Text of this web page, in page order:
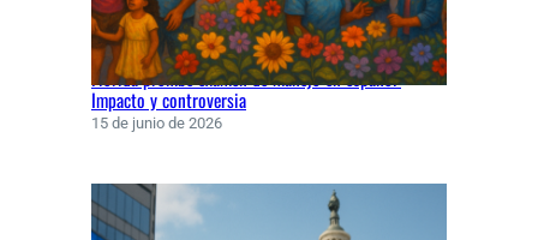
Florida prohíbe examen de manejo en español:
Impacto y controversia
15 de junio de 2026